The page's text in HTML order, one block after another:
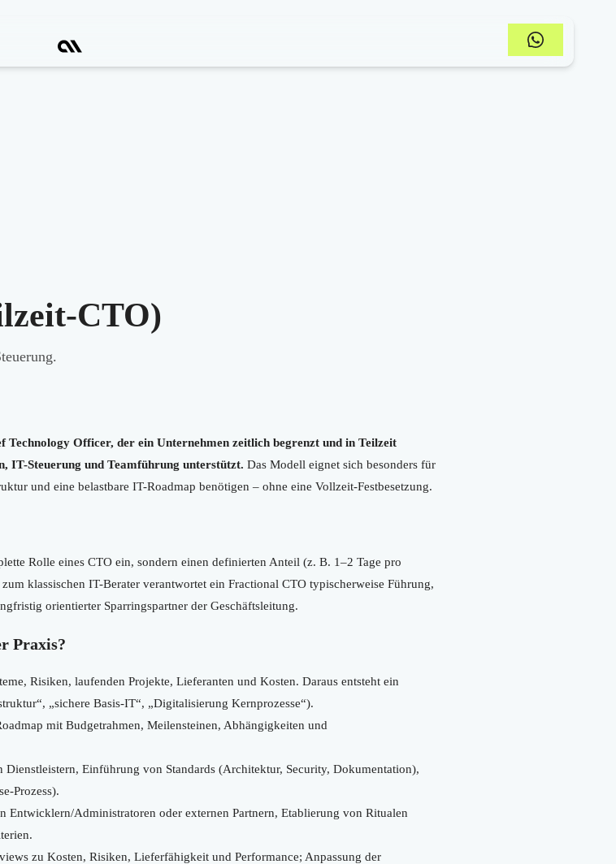
CTO)
Officer, der ein Unternehmen zeitlich begrenzt und in Teilzeit
IT-Steuerung und Teamführung unterstützt. Das Modell eignet sich besonders für
und eine belastbare IT-Roadmap benötigen – ohne eine Vollzeit-Festbesetzung.
Rolle eines CTO ein, sondern einen definierten Anteil (z. B. 1–2 Tage pro
klassischen IT-Berater verantwortet ein Fractional CTO typischerweise Führung,
orientierter Sparringspartner der Geschäftsleitung.
Praxis?
Risiken, laufenden Projekte, Lieferanten und Kosten. Daraus entsteht ein
„sichere Basis-IT“, „Digitalisierung Kernprozesse“).
mit Budgetrahmen, Meilensteinen, Abhängigkeiten und
Dienstleistern, Einführung von Standards (Architektur, Security, Dokumentation),
Prozess).
Entwicklern/Administratoren oder externen Partnern, Etablierung von Ritualen
zu Kosten, Risiken, Lieferfähigkeit und Performance; Anpassung der